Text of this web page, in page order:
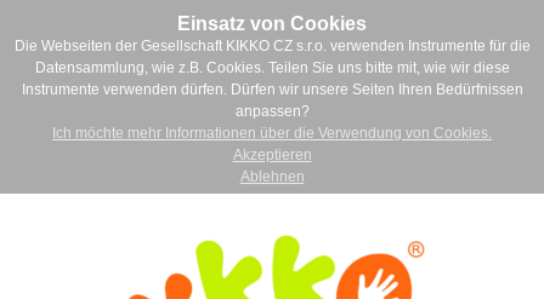
Einsatz von Cookies
Die Webseiten der Gesellschaft KIKKO CZ s.r.o. verwenden Instrumente für die
Datensammlung, wie z.B. Cookies. Teilen Sie uns bitte mit, wie wir diese
Instrumente verwenden dürfen. Dürfen wir unsere Seiten Ihren Bedürfnissen
anpassen?
Ich möchte mehr Informationen über die Verwendung von Cookies.
Akzeptieren
Ablehnen